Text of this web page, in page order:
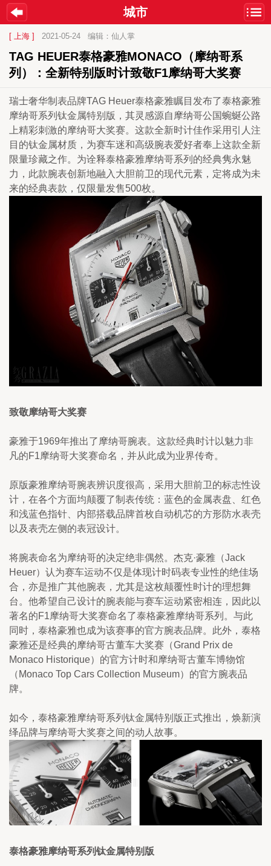
城市
[ 上海 ] 2021-05-24 编辑：仙人掌
TAG HEUER泰格豪雅MONACO（摩纳哥系
列）：全新特别版时计致敬F1摩纳哥大奖赛
瑞士奢华制表品牌TAG Heuer泰格豪雅瞩目发布了泰格豪雅
摩纳哥系列钛金属特别版，其灵感源自摩纳哥公国蜿蜒公路
上精彩刺激的摩纳哥大奖赛。这款全新时计佳作采用引人注
目的钛金属材质，为赛车迷和高级腕表爱好者奉上这款全新
限量珍藏之作。为诠释泰格豪雅摩纳哥系列的经典隽永魅
力，此款腕表创新地融入大胆前卫的现代元素，定将成为未
来的经典表款，仅限量发售500枚。
致敬摩纳哥大奖赛
豪雅于1969年推出了摩纳哥腕表。这款经典时计以魅力非
凡的F1摩纳哥大奖赛命名，并从此成为业界传奇。
原版豪雅摩纳哥腕表辨识度很高，采用大胆前卫的标志性设
计，在各个方面均颠覆了制表传统：蓝色的金属表盘、红色
和浅蓝色指针、内部搭载品牌首枚自动机芯的方形防水表壳
以及表壳左侧的表冠设计。
将腕表命名为摩纳哥的决定绝非偶然。杰克·豪雅（Jack
Heuer）认为赛车运动不仅是体现计时码表专业性的绝佳场
合，亦是推广其他腕表，尤其是这枚颠覆性时计的理想舞
台。他希望自己设计的腕表能与赛车运动紧密相连，因此以
著名的F1摩纳哥大奖赛命名了泰格豪雅摩纳哥系列。与此
同时，泰格豪雅也成为该赛事的官方腕表品牌。此外，泰格
豪雅还是经典的摩纳哥古董车大奖赛（Grand Prix de
Monaco Historique）的官方计时和摩纳哥古董车博物馆
（Monaco Top Cars Collection Museum）的官方腕表品
牌。
如今，泰格豪雅摩纳哥系列钛金属特别版正式推出，焕新演
绎品牌与摩纳哥大奖赛之间的动人故事。
泰格豪雅摩纳哥系列钛金属特别版